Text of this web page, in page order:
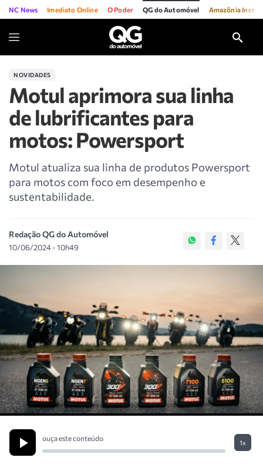
NC News Imediato Online O Poder QG do Automóvel Amazônia
NOVIDADES
Motul aprimora sua linha
de lubrificantes para
motos: Powersport
Motul atualiza sua linha de produtos Powersport
para motos com foco em desempenho e
sustentabilidade.
Redação QG do Automóvel
10/06/2024 - 10h49
ouça este conteúdo
1x